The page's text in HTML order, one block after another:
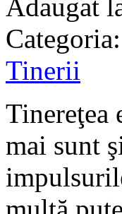
Adaugat
Categoria:
Tinerii
Tinereţea
mai sunt